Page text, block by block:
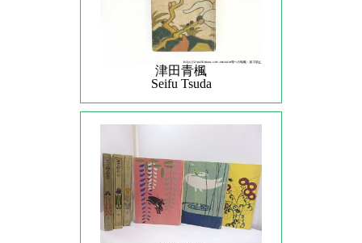
津田青楓
Seifu Tsuda